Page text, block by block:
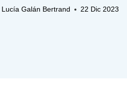
Lucía Galán Bertrand 22 Dic 2023